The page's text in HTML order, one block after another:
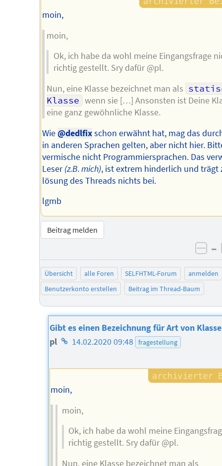
moin,
moin,
Ok, ich habe da wohl meine Eingangsfrage
richtig gestellt. Sry dafür @pl.
Nun, eine Klasse bezeichnet man als
Klasse wenn sie […] Ansonsten ist Deine
eine ganz gewöhnliche Klasse.
Wie@dedlfixschon erwähnt hat, mag das
in anderen Sprachen gelten, aber nicht hier.
vermische nicht Programmiersprachen. Das
Leser(z.B. mich), ist extrem hinderlich und trägt
lösung des Threads nichts bei.
lgmb
Beitrag melden
–
Übersicht alle Foren SELFHTML-Forum
anmelden
Benutzerkonto erstellen
Beitrag im Thread-Baum
Gibt es einen Bezeichnung für Art von
pl Homepage
Autors
14.02.2020 09:48 fragestellung
moin,
moin,
Ok, ich habe da wohl meine
richtig gestellt. Sry dafür @pl.
Nun, eine Klasse bezeichnet man als